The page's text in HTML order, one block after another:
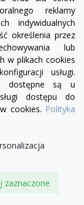
reklamy
indywidualnych
określenia przez
lub
w plikach cookies
usługi.
dostępne są u
dostępu do
cookies. Polityka
zaznaczone